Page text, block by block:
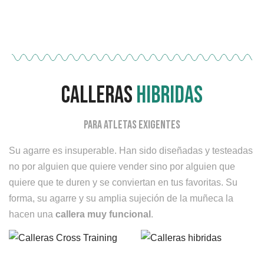
callerashibridas
para aTLETAS EXIGENTES
Su agarre es insuperable. Han sido diseñadas y testeadas
no por alguien que quiere vender sino por alguien que
quiere que te duren y se conviertan en tus favoritas. Su
forma, su agarre y su amplia sujeción de la muñeca la
hacen una callera muy funcional .